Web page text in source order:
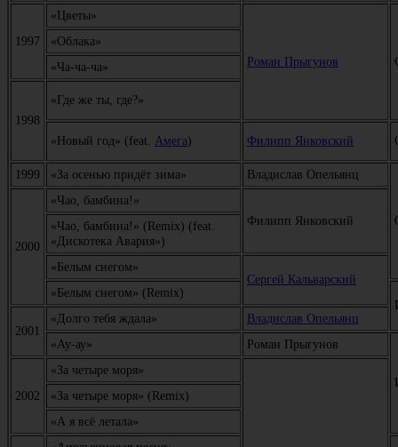
1997
«Цветы»
Роман Прыгунов
«Облака»
«Ча-ча-ча»
1998
«Где же ты, где?»
«Новый год» (feat. Амега) Филипп Янковский
1999 «За осенью придёт зима» Владислав Опельянц
2000
«Чао, бамбина!»
Филипп Янковский
«Чао, бамбина!» (Remix) (feat.
«Дискотека Авария»)
«Белым снегом»
Сергей Кальварский
«Белым снегом» (Remix)
2001
«Долго тебя ждала»
Владислав Опельянц
«Ау-ау»
Роман Прыгунов
2002
«За четыре моря»
«За четыре моря» (Remix)
«А я всё летала»